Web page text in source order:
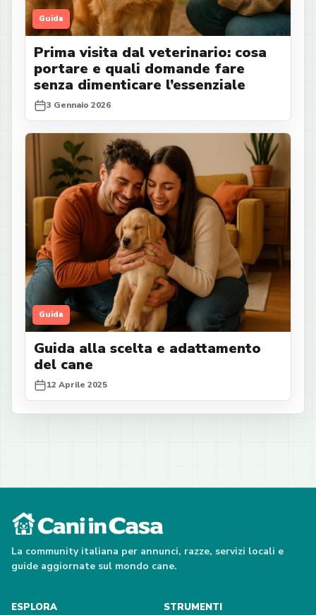
Guida
Prima visita dal veterinario: cosa
portare e quali domande fare
senza dimenticare l’essenziale
3 Gennaio 2026
Guida
Guida alla scelta e adattamento
del cane
12 Aprile 2025
La community italiana per annunci, razze, servizi locali e
guide aggiornate sul mondo cane.
ESPLORA STRUMENTI